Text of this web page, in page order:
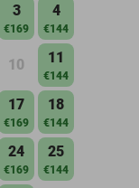
3
€169
4
€144
10 11
€144
17
€169
18
€144
24
€169
25
€144